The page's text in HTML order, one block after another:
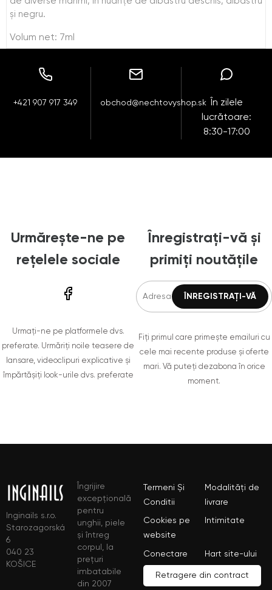
şi negru.
Volum net: 7ml
+421 907 917 349 obchod@nechtovyshop.sk
În zilele
lucrătoare:
8:30-17:00
Urmărește-ne pe
rețelele sociale
Urmați-ne pe platformele dvs.
preferate. Urmăriți noile teasere de
lansare, videoclipuri explicative și
împărtășiți look-urile dvs. preferate
Înregistrați-vă și
primiți noutățile
Fiți primul care primește emailuri cu
cele mai recente produse și oferte
mari. Vă puteți dezabona în orice
moment.
Inginails s.r.o.
Starozagorská
6
040 23
KOŠICE
Îngrijire
excepțională
pentru
unghii, piele
și întreg
corpul, la
prețuri
imbatabile
din 2007
Termeni Și
Conditii
Modalități de
livrare
Cookies pe
website
Intimitate
Conectare Hart site-ului
Retragere din contract